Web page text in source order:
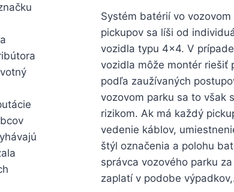
Systém batérií vo vozovom
pickupov sa líši od
vozidla typu 4×4. V
vozidla môže montér riešiť
podľa zaužívaných
vozovom parku sa to však
rizikom. Ak má každý
vedenie káblov,
štýl označenia a polohu
správca vozového parku
zaplatí v podobe